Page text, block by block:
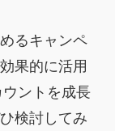
るキャンペ
果的に活用
ントを成長
検討してみ